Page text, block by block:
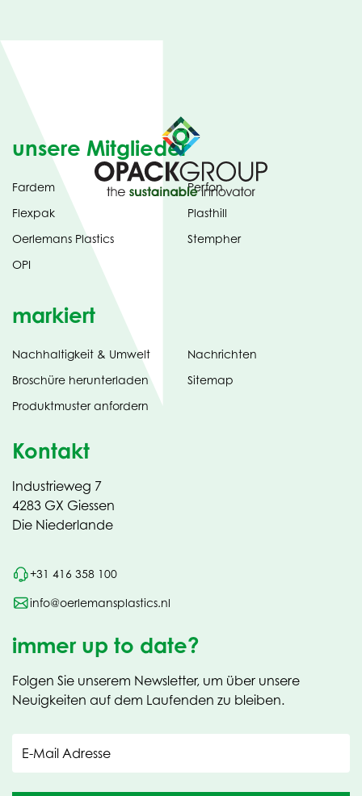
unsere Mitglieder
Fardem
Flexpak
Oerlemans Plastics
OPI
Perfon
Plasthill
Stempher
markiert
Nachhaltigkeit & Umwelt
Broschüre herunterladen(opens
in
new
Produktmuster anfordern
Nachrichten
Sitemap
Kontakt
Industrieweg 7
4283 GX Giessen
Die Niederlande
+31 416 358 100
info@oerlemansplastics.nl
immer up to date?
Folgen Sie unserem Newsletter, um über unsere
Neuigkeiten auf dem Laufenden zu bleiben.
E-Mail Adresse